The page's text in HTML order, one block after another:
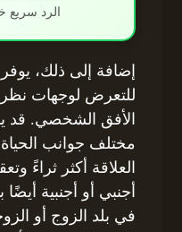
الرد سريع
إضافة إلى ذلك،
للتعرض لوجهات نظر
الأفق الشخصي. قد
مختلف جوانب
العلاقة أكثر ثراءً
أجنبي أو أجنبية أيضًا
في بلد الزوج أو